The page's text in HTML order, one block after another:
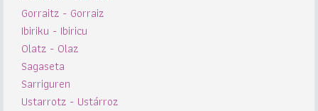
Gorraitz - Gorraiz
Ibiriku - Ibiricu
Olatz - Olaz
Sagaseta
Sarriguren
Ustarrotz - Ustárroz